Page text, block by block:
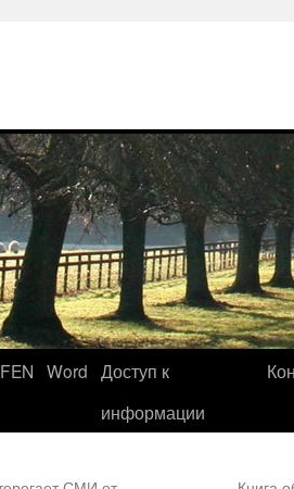
Word Доступ к
информации